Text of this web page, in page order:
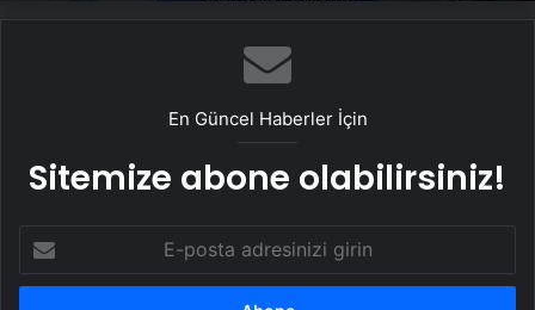
En Güncel Haberler İçin
Sitemize abone olabilirsiniz!
posta
adresinizi